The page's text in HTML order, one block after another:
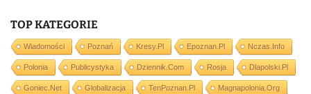
TOP KATEGORIE
Wiadomości Poznań Kresy.pl Epoznan.pl Nczas.info
Polonia Publicystyka Dziennik.com Rosja Dlapolski.pl
Goniec.net Globalizacja TenPoznan.pl Magnapolonia.org